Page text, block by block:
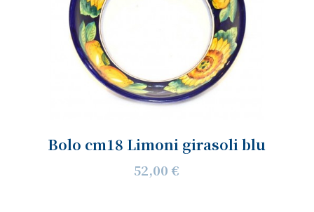
Bolo cm18 Limoni girasoli blu
52,00 €